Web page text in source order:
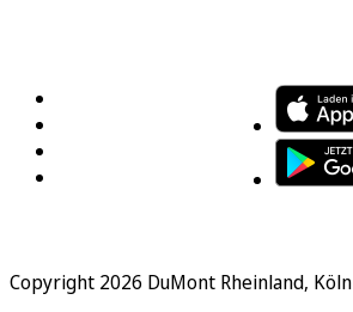
Copyright 2026 DuMont Rheinland, Köln